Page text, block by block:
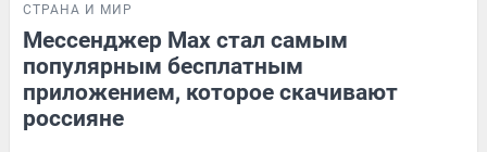
СТРАНА И МИР
Мессенджер Max стал самым
популярным бесплатным
приложением, которое скачивают
россияне